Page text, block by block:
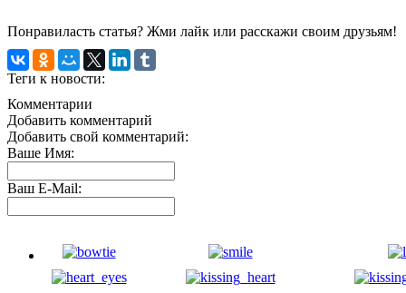
Понравиласть статья? Жми лайк или расскажи своим друзьям!
Теги к новости:
Комментарии
Добавить комментарий
Добавить свой комментарий:
Ваше Имя:
Ваш E-Mail: